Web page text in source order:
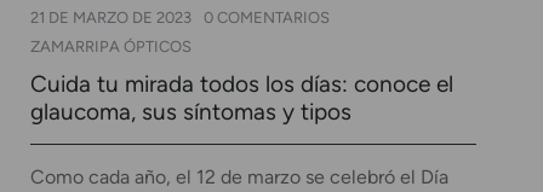
21 DE MARZO DE 2023
0 COMENTARIOS
ZAMARRIPA ÓPTICOS
Cuida tu mirada todos los días: conoce el
glaucoma, sus síntomas y tipos
Como cada año, el 12 de marzo se celebró el Día